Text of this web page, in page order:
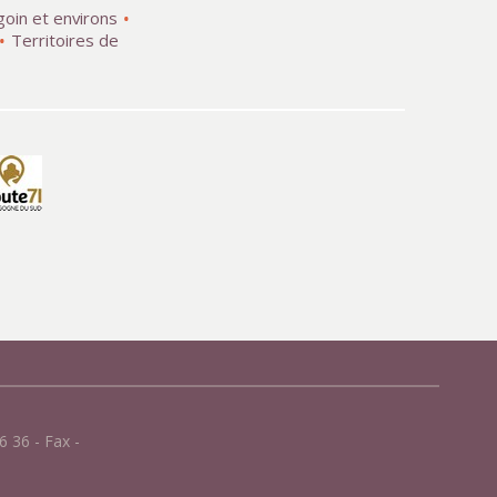
et environs
Territoires de
36 - Fax -